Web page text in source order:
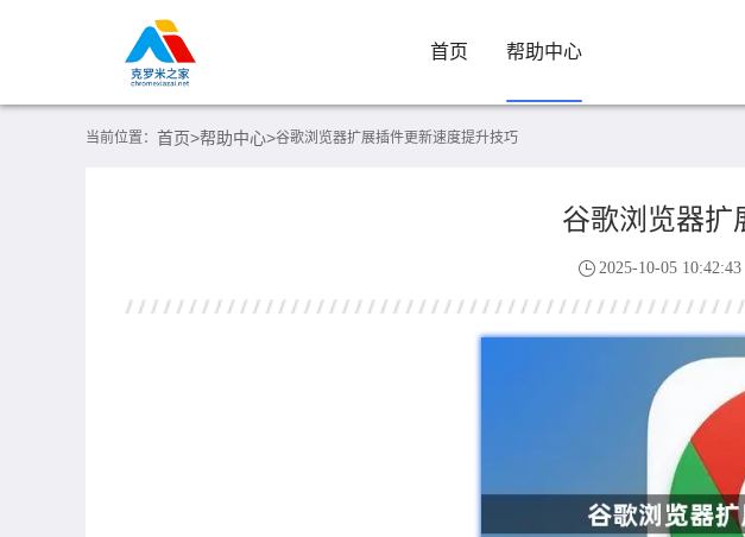
首页 帮助中心
当前位置： 首页>帮助中心>谷歌浏览器扩展插件更新速度提升技巧
谷歌浏览器扩
2025-10-05 10:42:43